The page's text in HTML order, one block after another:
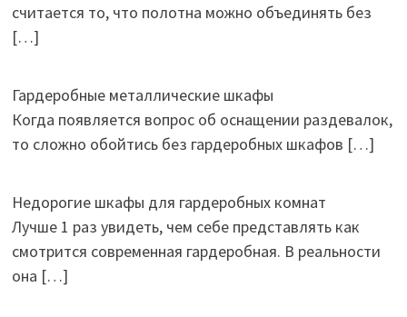
считается то, что полотна можно объединять без
[…]
Гардеробные металлические шкафы
Когда появляется вопрос об оснащении раздевалок,
то сложно обойтись без гардеробных шкафов […]
Недорогие шкафы для гардеробных комнат
Лучше 1 раз увидеть, чем себе представлять как
смотрится современная гардеробная. В реальности
она […]